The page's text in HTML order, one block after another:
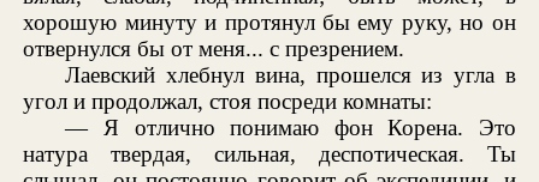
хорошую минуту и протянул бы ему руку, но он
отвернулся бы от меня... с презрением.
Лаевский хлебнул вина, прошелся из угла в
угол и продолжал, стоя посреди комнаты:
— Я отлично понимаю фон Корена. Это
натура твердая, сильная, деспотическая. Ты